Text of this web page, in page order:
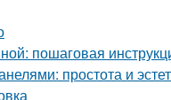
пошаговая
простота и